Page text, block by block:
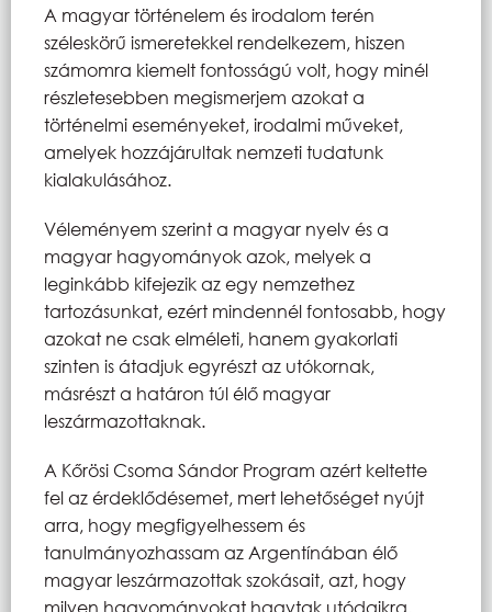
A magyar történelem és irodalom terén
széleskörű ismeretekkel rendelkezem, hiszen
számomra kiemelt fontosságú volt, hogy minél
részletesebben megismerjem azokat a
történelmi eseményeket, irodalmi műveket,
amelyek hozzájárultak nemzeti tudatunk
kialakulásához.
Véleményem szerint a magyar nyelv és a
magyar hagyományok azok, melyek a
leginkább kifejezik az egy nemzethez
tartozásunkat, ezért mindennél fontosabb, hogy
azokat ne csak elméleti, hanem gyakorlati
szinten is átadjuk egyrészt az utókornak,
másrészt a határon túl élő magyar
leszármazottaknak.
A Kőrösi Csoma Sándor Program azért keltette
fel az érdeklődésemet, mert lehetőséget nyújt
arra, hogy megfigyelhessem és
tanulmányozhassam az Argentínában élő
magyar leszármazottak szokásait, azt, hogy
milyen hagyományokat hagytak utódaikra,